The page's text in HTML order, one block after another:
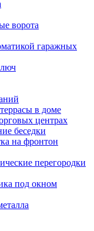
ворота
гаражных
в доме
центрах
беседки
на фронтон
перегородки
под окном